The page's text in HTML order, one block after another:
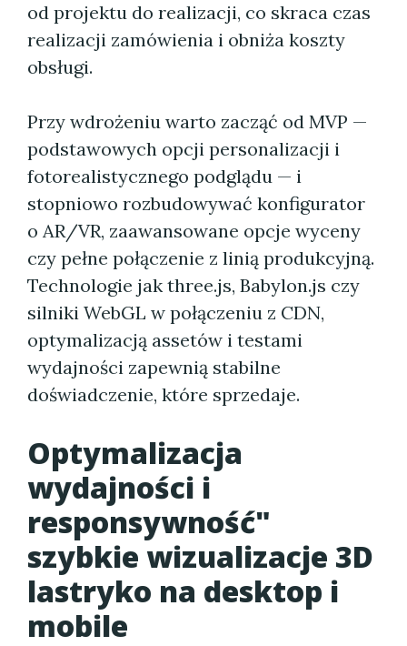
od projektu do realizacji, co skraca czas
realizacji zamówienia i obniża koszty
obsługi.
Przy wdrożeniu warto zacząć od MVP —
podstawowych opcji personalizacji i
fotorealistycznego podglądu — i
stopniowo rozbudowywać konfigurator
o AR/VR, zaawansowane opcje wyceny
czy pełne połączenie z linią produkcyjną.
Technologie jak three.js, Babylon.js czy
silniki WebGL w połączeniu z CDN,
optymalizacją assetów i testami
wydajności zapewnią stabilne
doświadczenie, które sprzedaje.
Optymalizacja
wydajności i
responsywność"
szybkie wizualizacje 3D
lastryko na desktop i
mobile